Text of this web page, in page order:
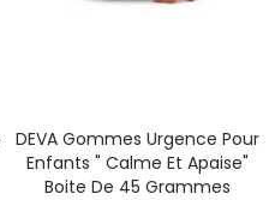
DEVA Gommes Urgence Pour
Enfants " Calme Et Apaise"
Boite De 45 Grammes